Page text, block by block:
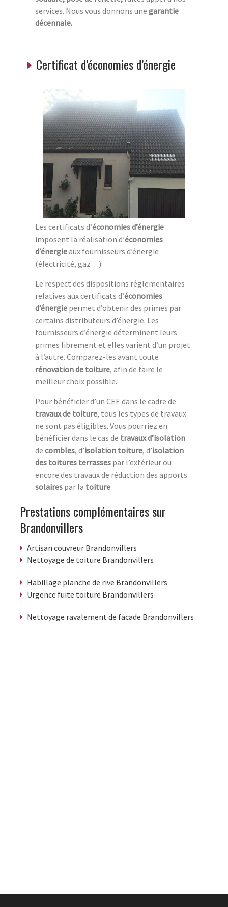
services. Nous vous donnons une garantie
décennale.
Certificat d’économies d’énergie
Les certificats d’économies d’énergie
imposent la réalisation d’économies
d’énergieaux fournisseurs d’énergie
(électricité, gaz…).
Le respect des dispositions réglementaires
relatives aux certificats d’économies
d’énergie permet d’obtenir des primes par
certains distributeurs d’énergie. Les
fournisseurs d’énergie déterminent leurs
primes librement et elles varient d’un projet
à l’autre. Comparez-les avant toute
rénovation de toiture, afin de faire le
meilleur choix possible.
Pour bénéficier d’un CEE dans le cadre de
travaux de toiture, tous les types de travaux
ne sont pas éligibles. Vous pourriez en
bénéficier dans le cas de travaux d’isolation
de combles, d’isolation toiture, d’isolation
des toitures terrasses par l’extérieur ou
encore des travaux de réduction des apports
solaires par la toiture.
Prestations complémentaires sur
Brandonvillers
Artisan couvreur Brandonvillers
Nettoyage de toiture Brandonvillers
Habillage planche de rive Brandonvillers
Urgence fuite toiture Brandonvillers
Nettoyage ravalement de facade Brandonvillers